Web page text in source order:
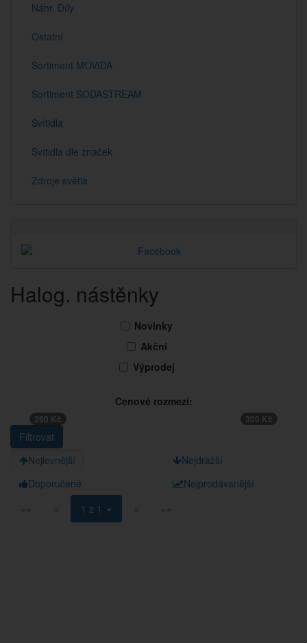
Náhr. Díly
Ostatní
Sortiment MOVIDA
Sortiment SODASTREAM
Svítidla
Svítidla dle značek
Zdroje světla
Halog. nástěnky
Novinky
Akční
Výprodej
Cenové rozmezí:
260 Kč 300 Kč
Nejlevnější
Nejdražší
Doporučené
Nejprodávanější
««
« 1 z 1 » »»